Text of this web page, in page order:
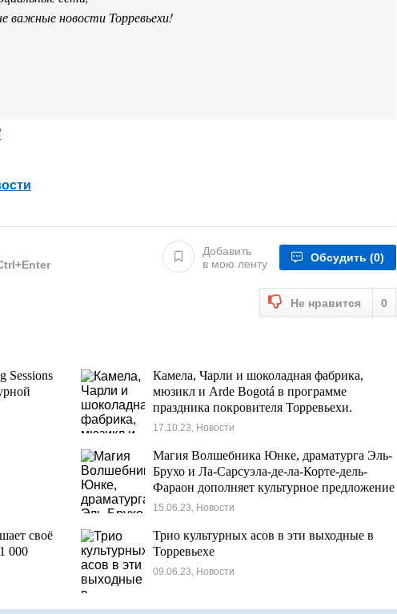
важные новости Торревьехи!
Добавить
в мою ленту
Обсудить (0)
Не нравится 0
Sessions
Камела, Чарли и шоколадная фабрика,
мюзикл и Arde Bogotá в программе
праздника покровителя Торревьехи.
17.10.23, Новости
Магия Волшебника Юнке, драматурга Эль-
Брухо и Ла-Сарсуэла-де-ла-Корте-дель-
Фараон дополняет культурное предложение
недели.
15.06.23, Новости
своё
000
Трио культурных асов в эти выходные в
Торревьехе
09.06.23, Новости